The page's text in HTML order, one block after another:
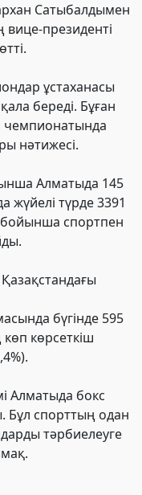
Сатыбалдымен
президенті
ұстаханасы
береді. Бұған
чемпионатында
нәтижесі.
Алматыда 145
жүйелі түрде 3391
бойынша спортпен
Қазақстандағы
бүгінде 595
көрсеткіш
Алматыда бокс
Бұл спорттың одан
тәрбиелеуге